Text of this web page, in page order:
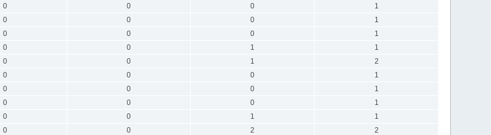
0 0 0
1
0 0 0
1
0 0 0
1
0 0 1
1
0 0 1
2
0 0 0
1
0 0 0
1
0 0 0
1
0 0 1
1
0 0 2
2